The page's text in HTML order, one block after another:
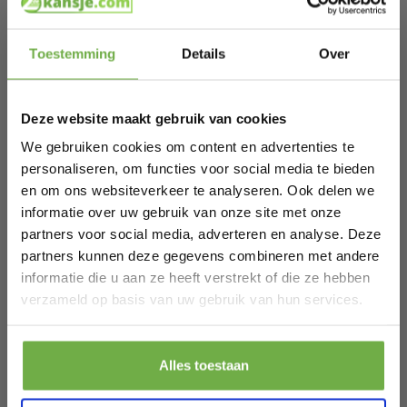
Toestemming Details Over
Deze website maakt gebruik van cookies
We gebruiken cookies om content en advertenties te
personaliseren, om functies voor social media te bieden
en om ons websiteverkeer te analyseren. Ook delen we
informatie over uw gebruik van onze site met onze
partners voor social media, adverteren en analyse. Deze
partners kunnen deze gegevens combineren met andere
informatie die u aan ze heeft verstrekt of die ze hebben
verzameld op basis van uw gebruik van hun services.
Alles toestaan
een robuuste 4.0Ah accu en een snellader.
Maximaal aantal nieten/spijkers: 30 per minuut
Wat wordt er geleverd in de
milieuvriendelijke verpakking?
1x SG503DC nietpistool (LET OP: VPower accu en oplader
zijn niet inbegrepen)
1x Haak voor broekriem
500x nieten van 20mm
500x nieten van 25mm
500x spijkers van 20mm
500x spijkers van 32mm
1x VONROC gereedschapskoffer
Specificaties
Schrijf je in en ontvang
Bij 2dekansje.com profiteer je van
kortingen tot wel 70%.
Laat ons weten wanneer je jarig bent
Pak € 5,- korting